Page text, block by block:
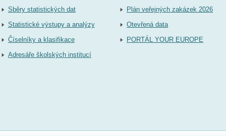
Sběry statistických dat
Statistické výstupy a analýzy
Číselníky a klasifikace
Adresáře školských institucí
Plán veřejných zakázek 2026
Otevřená data
PORTÁL YOUR EUROPE